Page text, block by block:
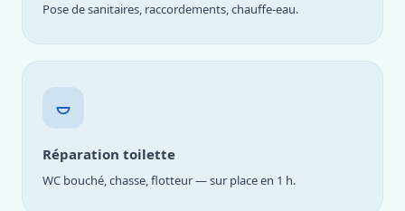
Pose de sanitaires, raccordements, chauffe-eau.
Réparation toilette
WC bouché, chasse, flotteur — sur place en 1 h.